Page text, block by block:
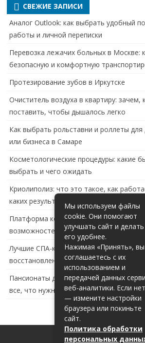
СВЕЖИЕ ЗАПИСИ
Аналог Outlook: как выбрать удобный
работы и личной переписки
Перевозка лежачих больных в Москве:
безопасную и комфортную
Протезирование зубов в Иркутске
Очиститель воздуха в квартиру: зачем,
поставить, чтобы дышалось легко
Как выбрать рольставни и роллеты
или бизнеса в Самаре
Косметологические процедуры: какие
выбрать и чего ожидать
Криолиполиз: что это такое, как
каких результатов ждать
Платформа контейнеризации в России:
возможностей и перспектив развития
Лучшие СПА-комплексы в Тольятти с
восстановление за городом
Пансионаты для пожилых с деменцией в
все, что нужно знать
Мы используем файлы
cookie. Они помогают
улучшать сайт и делать
его удобнее.
Нажимая «Принять», вы
соглашаетесь с их
использованием и
передачей данных
веб-аналитики. Если нет
— измените настройки
браузера или покиньте
сайт.
Политика обработки
персональных